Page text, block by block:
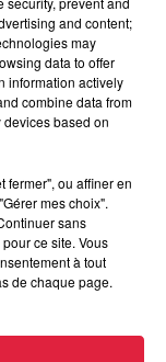
: rencontre
and content;
may
data to offer
information actively
combine data from
based on
fermer", ou affiner en
mes choix".
sans
ce site. Vous
à tout
de chaque page.